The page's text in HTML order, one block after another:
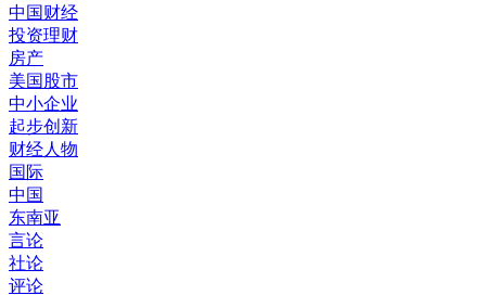
中国财经
投资理财
房产
美国股市
中小企业
起步创新
财经人物
国际
中国
东南亚
言论
社论
评论